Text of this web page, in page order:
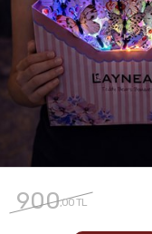
900,00 TL